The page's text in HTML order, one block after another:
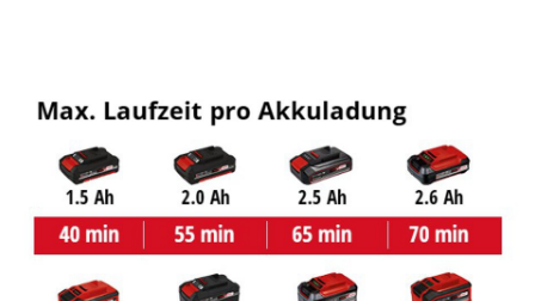
Wir benötigen deine Zustimmung, um
Google Maps laden zu können!